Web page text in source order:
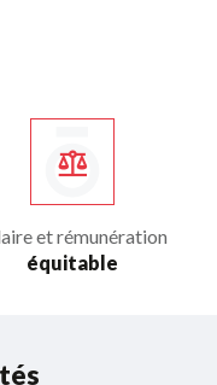
et rémunération
équitable